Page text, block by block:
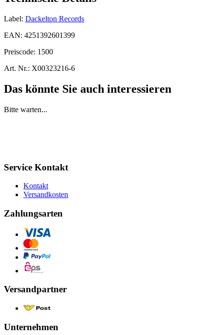
Label: Dackelton Records
EAN: 4251392601399
Preiscode: 1500
Art. Nr.: X00323216-6
Das könnte Sie auch interessieren
Bitte warten...
Service Kontakt
Kontakt
Versandkosten
Zahlungsarten
Versandpartner
Unternehmen